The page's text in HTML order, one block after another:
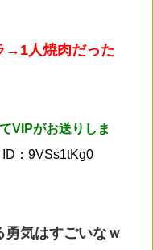
→1人焼肉だった
VIPがお送りしま
ID：9VSs1tKg0
気はすごいなｗ